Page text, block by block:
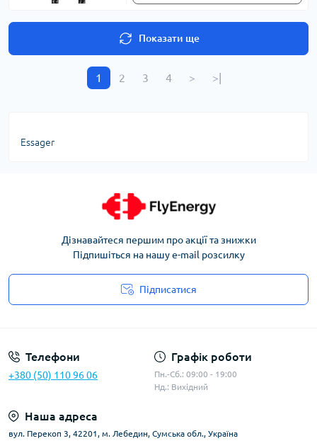
Показати ще
1 2 3 4 > >|
Essager
Дізнавайтеся першим про акції та знижки
Підпишіться на нашу e-mail розсилку
Підписатися
Телефони
+380 (50) 110 96 06
Графік роботи
Пн.-Сб.: 09:00 - 19:00
Нд.: Вихідний
Наша адреса
вул. Перекоп 3, 42201, м. Лебедин, Сумська обл., Україна